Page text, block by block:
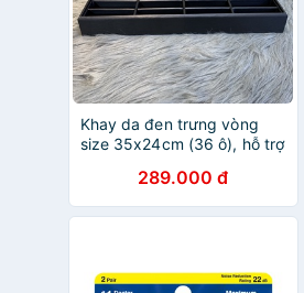
Khay da đen trưng vòng
size 35x24cm (36 ô), hỗ trợ
289.000 đ